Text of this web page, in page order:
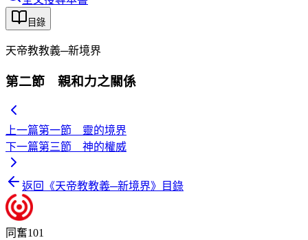
目錄
天帝教教義─新境界
第二節 親和力之關係
上一篇第一節 靈的境界
下一篇第三節 神的權威
返回《天帝教教義─新境界》目錄
同奮101